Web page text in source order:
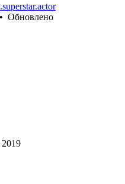
• Обновлено
2019